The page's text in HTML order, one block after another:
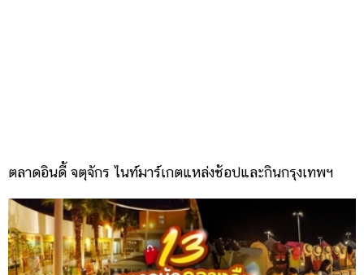
ตลาดอินดี้ จตุจักร ไนท์มาร์เกตแหล่งช้อปและกินกรุงเทพฯ